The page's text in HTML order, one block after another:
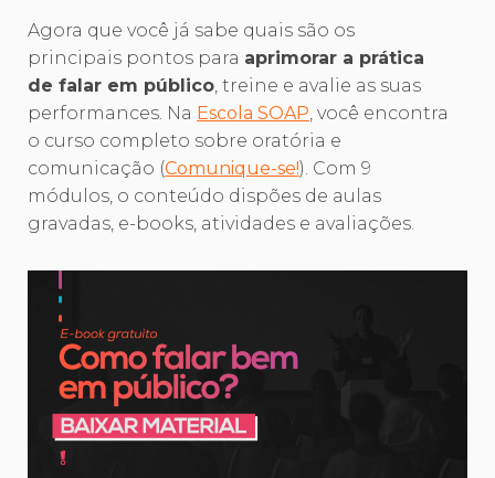
Agora que você já sabe quais são os
principais pontos para aprimorar a prática
de falar em público, treine e avalie as suas
performances. Na Escola SOAP, você encontra
o curso completo sobre oratória e
comunicação (Comunique-se!). Com 9
módulos, o conteúdo dispões de aulas
gravadas, e-books, atividades e avaliações.